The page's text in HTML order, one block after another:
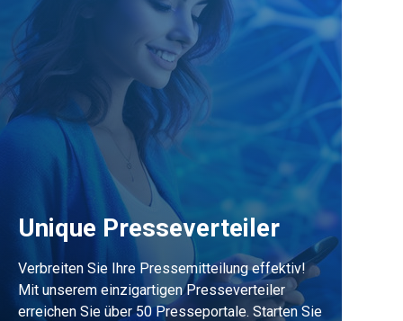
Unique Presseverteiler
Verbreiten Sie Ihre Pressemitteilung effektiv!
Mit unserem einzigartigen Presseverteiler
erreichen Sie über 50 Presseportale. Starten Sie